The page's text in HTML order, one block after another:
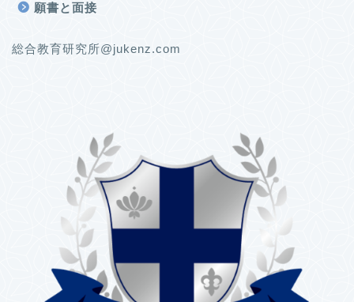
願書と面接
総合教育研究所@jukenz.com